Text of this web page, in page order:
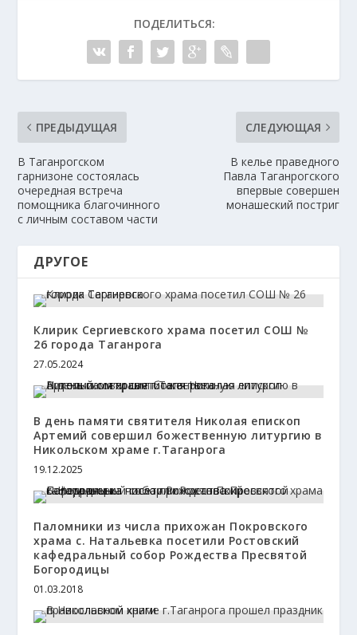
ПОДЕЛИТЬСЯ:
ПРЕДЫДУЩАЯ
В Таганрогском
гарнизоне состоялась
очередная встреча
помощника благочинного
с личным составом части
СЛЕДУЮЩАЯ
В келье праведного
Павла Таганрогского
впервые совершен
монашеский постриг
ДРУГОЕ
Клирик Сергиевского храма посетил СОШ №
26 города Таганрога
27.05.2024
В день памяти святителя Николая епископ
Артемий совершил божественную литургию в
Никольском храме г.Таганрога
19.12.2025
Паломники из числа прихожан Покровского
храма с. Натальевка посетили Ростовский
кафедральный собор Рождества Пресвятой
Богородицы
01.03.2018